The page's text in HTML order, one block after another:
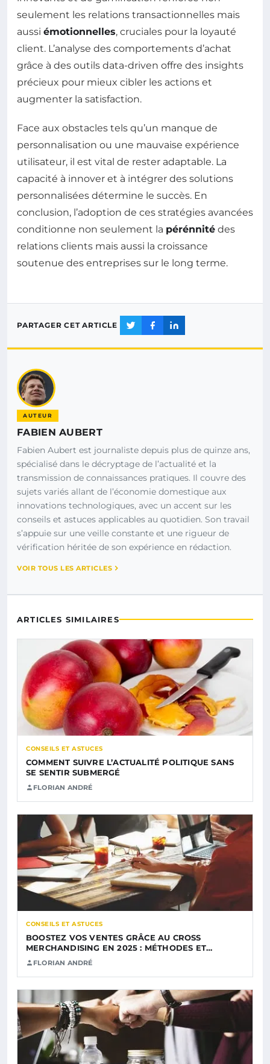
seulement les relations transactionnelles mais
aussi émotionnelles, cruciales pour la loyauté
client. L’analyse des comportements d’achat
grâce à des outils data-driven offre des insights
précieux pour mieux cibler les actions et
augmenter la satisfaction.
Face aux obstacles tels qu’un manque de
personnalisation ou une mauvaise expérience
utilisateur, il est vital de rester adaptable. La
capacité à innover et à intégrer des solutions
personnalisées détermine le succès. En
conclusion, l’adoption de ces stratégies avancées
conditionne non seulement la pérénnité des
relations clients mais aussi la croissance
soutenue des entreprises sur le long terme.
PARTAGER CET ARTICLE
AUTEUR
FABIEN AUBERT
Fabien Aubert est journaliste depuis plus de quinze ans,
spécialisé dans le décryptage de l’actualité et la
transmission de connaissances pratiques. Il couvre des
sujets variés allant de l’économie domestique aux
innovations technologiques, avec un accent sur les
conseils et astuces applicables au quotidien. Son travail
s’appuie sur une veille constante et une rigueur de
vérification héritée de son expérience en rédaction.
VOIR TOUS LES ARTICLES
ARTICLES SIMILAIRES
CONSEILS ET ASTUCES
COMMENT SUIVRE L’ACTUALITÉ POLITIQUE SANS
SE SENTIR SUBMERGÉ
FLORIAN ANDRÉ
CONSEILS ET ASTUCES
BOOSTEZ VOS VENTES GRÂCE AU CROSS
MERCHANDISING EN 2025 : MÉTHODES ET…
FLORIAN ANDRÉ